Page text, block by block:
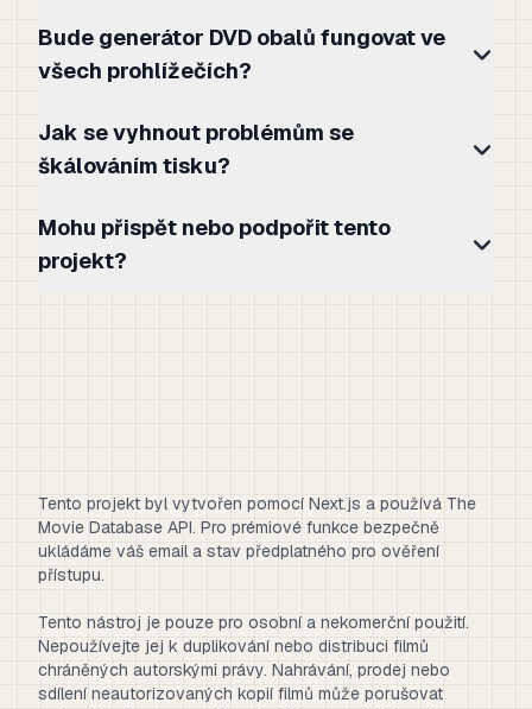
Bude generátor DVD obalů fungovat ve
všech prohlížečích?
Jak se vyhnout problémům se
škálováním tisku?
Mohu přispět nebo podpořit tento
projekt?
Tento projekt byl vytvořen pomocí Next.js a používá The
Movie Database API. Pro prémiové funkce bezpečně
ukládáme váš email a stav předplatného pro ověření
přístupu.
Tento nástroj je pouze pro osobní a nekomerční použití.
Nepoužívejte jej k duplikování nebo distribuci filmů
chráněných autorskými právy. Nahrávání, prodej nebo
sdílení neautorizovaných kopií filmů může porušovat